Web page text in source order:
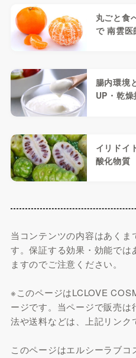
丸ごと食
で 南雲医
腸内環境
UP・乾
イリドイ
酸化物質
当コンテンツの内容はあく
す。保証する効果・効能では
ますのでご注意ください。
※このページはLCLOVE
ージです。当ページで販売
法や送料などは、上記リンク
このページはエルシーラブコ